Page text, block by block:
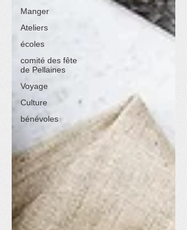
Manger
Ateliers
écoles
comité des fête
de Pellaines
Voyage
Culture
bénévoles